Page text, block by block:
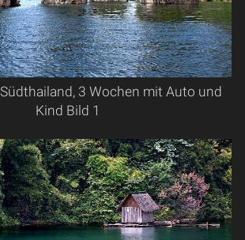
3 Wochen mit Auto und
Kind Bild 1